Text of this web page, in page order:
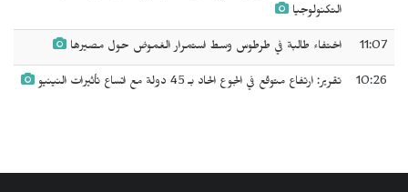
التكنولوجيا
11:07 اختفاء طالبة في طرطوس وسط استمرار الغموض حول مصيرها
10:26 تقرير: ارتفاع متوقع في الجوع الحاد بـ 45 دولة مع اتساع تأثيرات النينيو